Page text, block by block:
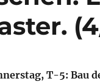
T-5: Bau